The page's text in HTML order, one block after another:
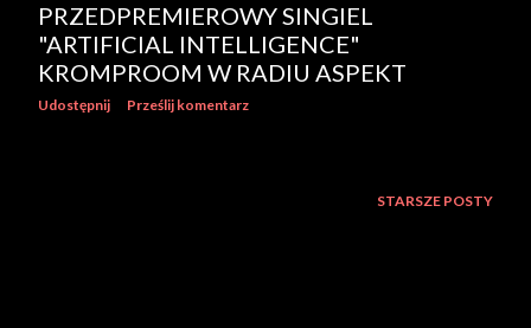
PRZEDPREMIEROWY SINGIEL
"ARTIFICIAL INTELLIGENCE"
KROMPROOM W RADIU ASPEKT
Udostępnij Prześlij komentarz
STARSZE POSTY